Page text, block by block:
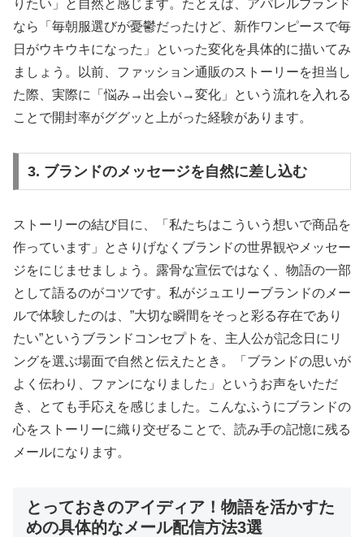
りたい」と自然と感じます。たとえば、アパレルブランド
なら「毎朝服選びが憂鬱だったけど、新作ワンピースで毎
日がウキウキになった」といった変化を具体的に描いてみ
ましょう。以前、ファッション通販のストーリーを担当し
た際、実際に「悩み→出会い→変化」という流れを入れる
ことで開封率がググッと上がった経験があります。
3. ブランドのメッセージを自然に差し込む
ストーリーの結び目に、「私たちはこういう想いで商品を
作っています」とさりげなくブランドの世界観やメッセー
ジをにじませましょう。露骨な宣伝ではなく、物語の一部
として語るのがコツです。私がジュエリーブランドのメー
ルで体験したのは、”大切な瞬間をそっと彩る存在であり
たい”というブランドコンセプトを、主人公が記念日にリ
ングを選ぶ場面で自然と伝えたとき。「ブランドの思いが
よく伝わり、ファンになりました」というお声をいただ
き、とても手応えを感じました。こんなふうにブランドの
心をストーリーに織り交ぜることで、読み手の記憶に残る
メールになります。
とっておきのアイディア！物語を活かすた
めの具体的なメール配信方法3選